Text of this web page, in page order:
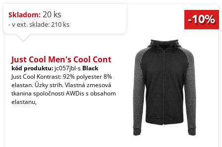
Skladom: 20 ks
- v ext. sklade: 210 ks
Just Cool Men's Cool Cont
kód produktu: jc057jbl-s Black
Just Cool Kontrast: 92% polyester 8%
elastan. Úzky strih. Vlastná zmesová
tkanina spoločnosti AWDis s obsahom
elastanu,